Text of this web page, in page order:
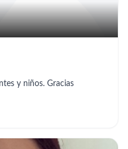
Para personas mayores dependientes y niños. Gracias